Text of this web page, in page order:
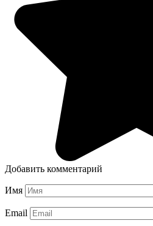
Добавить комментарий
Имя
Email